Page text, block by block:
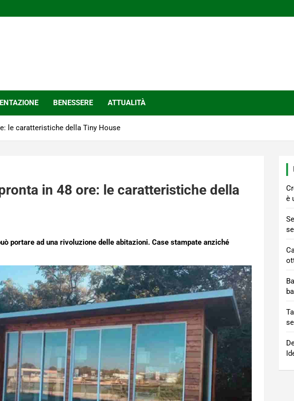
BENESSERE ATTUALITÀ
le caratteristiche della Tiny House
in 48 ore: le caratteristiche della
portare ad una rivoluzione delle abitazioni. Case stampate anziché
è